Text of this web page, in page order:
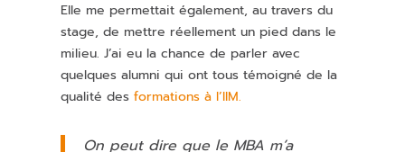
Elle me permettait également, au travers du
stage, de mettre réellement un pied dans le
milieu. J’ai eu la chance de parler avec
quelques alumni qui ont tous témoigné de la
qualité desformations à l’IIM.
On peut dire que le MBA m’a